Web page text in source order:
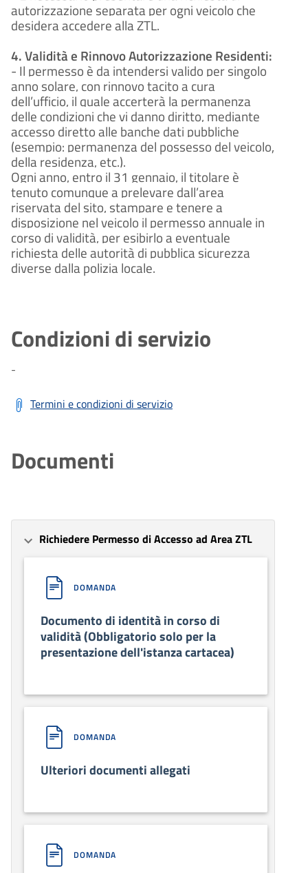
autorizzazione separata per ogni veicolo che
desidera accedere alla ZTL.
4. Validità e Rinnovo Autorizzazione Residenti:
- Il permesso è da intendersi valido per singolo
anno solare, con rinnovo tacito a cura
dell’ufficio, il quale accerterà la permanenza
delle condizioni che vi danno diritto, mediante
accesso diretto alle banche dati pubbliche
(esempio: permanenza del possesso del veicolo,
della residenza, etc.).
Ogni anno, entro il 31 gennaio, il titolare è
tenuto comunque a prelevare dall’area
riservata del sito, stampare e tenere a
disposizione nel veicolo il permesso annuale in
corso di validità, per esibirlo a eventuale
richiesta delle autorità di pubblica sicurezza
diverse dalla polizia locale.
Condizioni di servizio
-
Termini e condizioni di servizio
Documenti
Richiedere Permesso di Accesso ad Area ZTL
DOMANDA
Documento di identità in corso di
validità (Obbligatorio solo per la
presentazione dell'istanza cartacea)
DOMANDA
Ulteriori documenti allegati
DOMANDA